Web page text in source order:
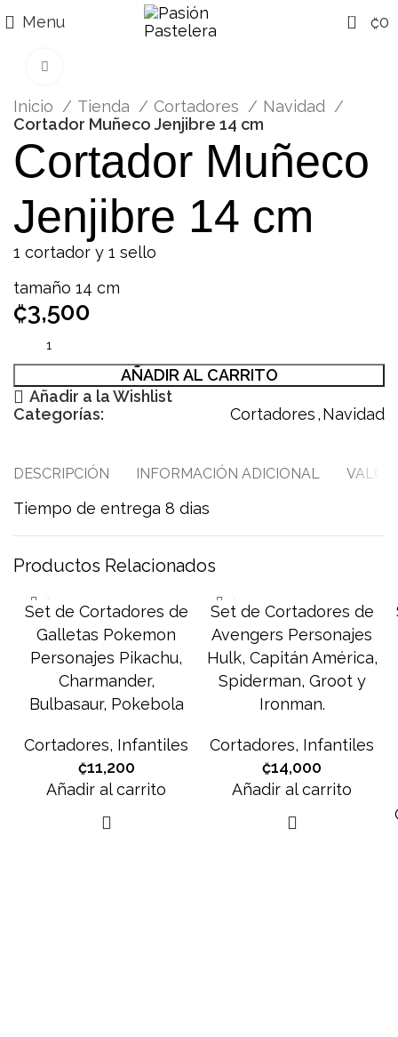
Menu 0 ₡0
Inicio Tienda Cortadores
Navidad
Cortador Muñeco Jenjibre 14 cm
Cortador Muñeco
Jenjibre 14 cm
1 cortador y 1 sello
tamaño 14 cm
₡3,500
AÑADIR AL CARRITO
Añadir a la Wishlist
Categorías:
Cortadores,Navidad
DESCRIPCIÓN INFORMACIÓN ADICIONAL
Tiempo de entrega 8 dias
Productos Relacionados
Set de Cortadores de
Galletas Pokemon
Personajes Pikachu,
Charmander,
Bulbasaur, Pokebola
Cortadores, Infantiles
₡11,200
Añadir al carrito
Set de Cortadores de
Avengers Personajes
Hulk, Capitán América,
Spiderman, Groot y
Ironman.
Cortadores, Infantiles
₡14,000
Añadir al carrito